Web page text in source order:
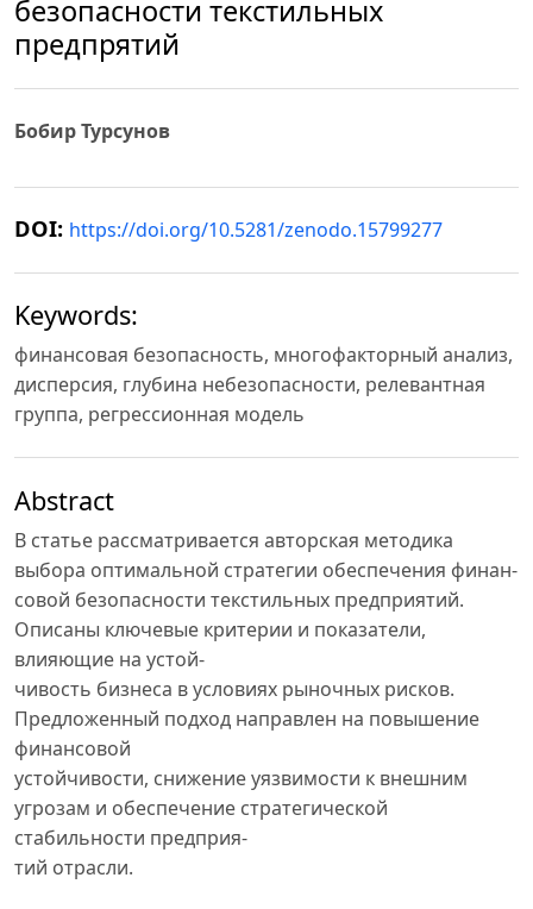
безопасности текстильных
предпрятий
Бобир Турсунов
DOI: https://doi.org/10.5281/zenodo.15799277
Keywords:
финансовая безопасность, многофакторный анализ,
дисперсия, глубина небезопасности, релевантная
группа, регрессионная модель
Abstract
В статье рассматривается авторская методика
выбора оптимальной стратегии обеспечения финан-
совой безопасности текстильных предприятий.
Описаны ключевые критерии и показатели,
влияющие на устой-
чивость бизнеса в условиях рыночных рисков.
Предложенный подход направлен на повышение
финансовой
устойчивости, снижение уязвимости к внешним
угрозам и обеспечение стратегической
стабильности предприя-
тий отрасли.